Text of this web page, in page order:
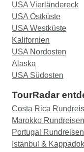
USA Vierländereck
USA Ostküste
USA Westküste
Kalifornien
USA Nordosten
Alaska
USA Südosten
TourRadar
Costa Rica
Marokko Rundreisen
Portugal Rundreisen
Istanbul &